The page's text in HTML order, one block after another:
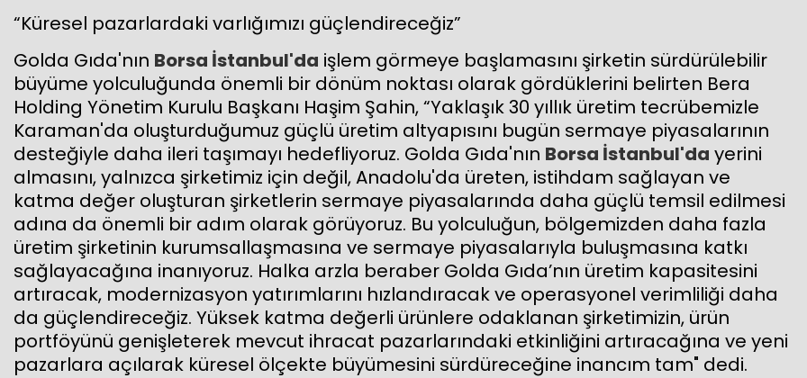
“Küresel pazarlardaki varlığımızı güçlendireceğiz”
Golda Gıda'nın Borsa İstanbul'da işlem görmeye başlamasını şirketin sürdürülebilir
büyüme yolculuğunda önemli bir dönüm noktası olarak gördüklerini belirten Bera
Holding Yönetim Kurulu Başkanı Haşim Şahin, “Yaklaşık 30 yıllık üretim tecrübemizle
Karaman'da oluşturduğumuz güçlü üretim altyapısını bugün sermaye piyasalarının
desteğiyle daha ileri taşımayı hedefliyoruz. Golda Gıda'nın Borsa İstanbul'da yerini
almasını, yalnızca şirketimiz için değil, Anadolu'da üreten, istihdam sağlayan ve
katma değer oluşturan şirketlerin sermaye piyasalarında daha güçlü temsil edilmesi
adına da önemli bir adım olarak görüyoruz. Bu yolculuğun, bölgemizden daha fazla
üretim şirketinin kurumsallaşmasına ve sermaye piyasalarıyla buluşmasına katkı
sağlayacağına inanıyoruz. Halka arzla beraber Golda Gıda’nın üretim kapasitesini
artıracak, modernizasyon yatırımlarını hızlandıracak ve operasyonel verimliliği daha
da güçlendireceğiz. Yüksek katma değerli ürünlere odaklanan şirketimizin, ürün
portföyünü genişleterek mevcut ihracat pazarlarındaki etkinliğini artıracağına ve yeni
pazarlara açılarak küresel ölçekte büyümesini sürdüreceğine inancım tam" dedi.